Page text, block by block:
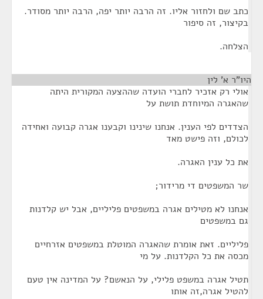
כתב שם ולחזור אליו. זה הרבה יותר יפה, הרבה יותר מסודר.
בקיצור, זה סיפור
הצלחה.
היו"ר א' לין
אולי רק אזכיר לחברי הועדה שההצעה המקורית היתה
שהאגרה המיוחדת תושת על
הצדדים לפי הענין. אנחנו שינינו וקבענו אגרה קבועה ואחידה
לכולם, וזה פישט מאד
את כל ענין האגרה.
שר המשפטים די מרידור;
אנחנו לא מטילים אגרה במשפטים פליליים, אבל יש קלדנות
גם במשפטים
פליליים. זאת אומרת שהאגרה המוטלת במשפטים אזרחיים
מכסה את כל הקלדנות. על מי
תטיל אגרה במשפט פלילי, על הנאשם? על המדינה אין טעם
להטיל אגרה,זה אותו